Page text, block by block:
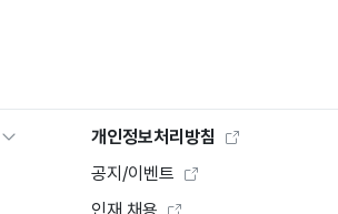
개인정보처리방침
공지/이벤트